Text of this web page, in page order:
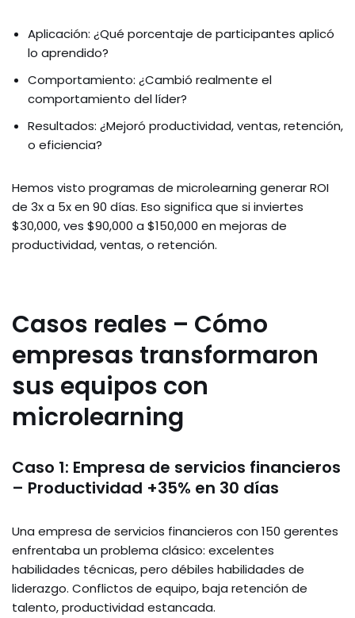
Aplicación: ¿Qué porcentaje de participantes aplicó
lo aprendido?
Comportamiento: ¿Cambió realmente el
comportamiento del líder?
Resultados: ¿Mejoró productividad, ventas, retención,
o eficiencia?
Hemos visto programas de microlearning generar ROI
de 3x a 5x en 90 días. Eso significa que si inviertes
$30,000, ves $90,000 a $150,000 en mejoras de
productividad, ventas, o retención.
Casos reales – Cómo
empresas transformaron
sus equipos con
microlearning
Caso 1: Empresa de servicios financieros
– Productividad +35% en 30 días
Una empresa de servicios financieros con 150 gerentes
enfrentaba un problema clásico: excelentes
habilidades técnicas, pero débiles habilidades de
liderazgo. Conflictos de equipo, baja retención de
talento, productividad estancada.